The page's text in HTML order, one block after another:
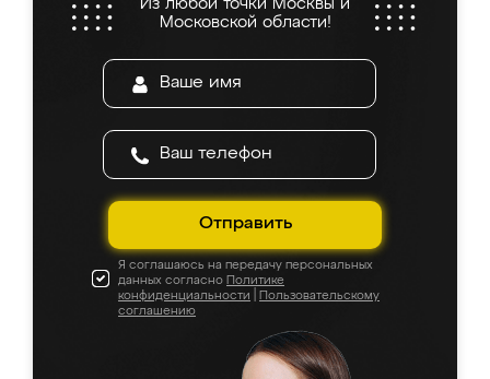
Из любой точки Москвы и
Московской области!
Отправить
Я соглашаюсь на передачу персональных
данных согласно Политике
конфиденциальности
Пользовательскому
соглашению